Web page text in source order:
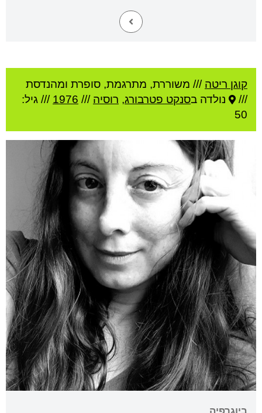
קוגן ריטה /// משוררת, מתרגמת, סופרת ומהנדסת
///
נולדה בסנקט פטרבורג, רוסיה ///
1976 /// גיל:
50